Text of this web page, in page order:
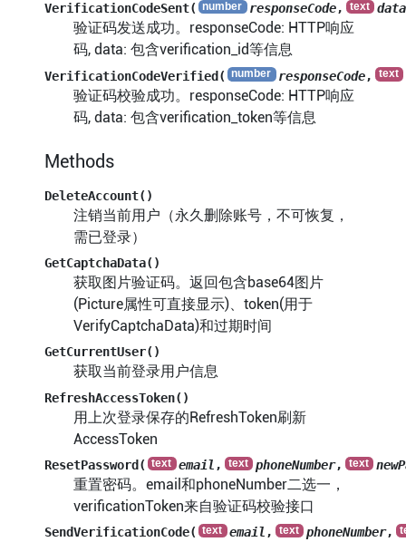
VerificationCodeSent( responseCode, data
验证码发送成功。responseCode: HTTP响应
码, data: 包含verification_id等信息
VerificationCodeVerified( responseCode,
验证码校验成功。responseCode: HTTP响应
码, data: 包含verification_token等信息
Methods
DeleteAccount()
注销当前用户（永久删除账号，不可恢复，
需已登录）
GetCaptchaData()
获取图片验证码。返回包含base64图片
(Picture属性可直接显示)、token(用于
VerifyCaptchaData)和过期时间
GetCurrentUser()
获取当前登录用户信息
RefreshAccessToken()
用上次登录保存的RefreshToken刷新
AccessToken
ResetPassword( email , phoneNumber,
重置密码。email和phoneNumber二选一，
verificationToken来自验证码校验接口
SendVerificationCode( email , phoneNumber,